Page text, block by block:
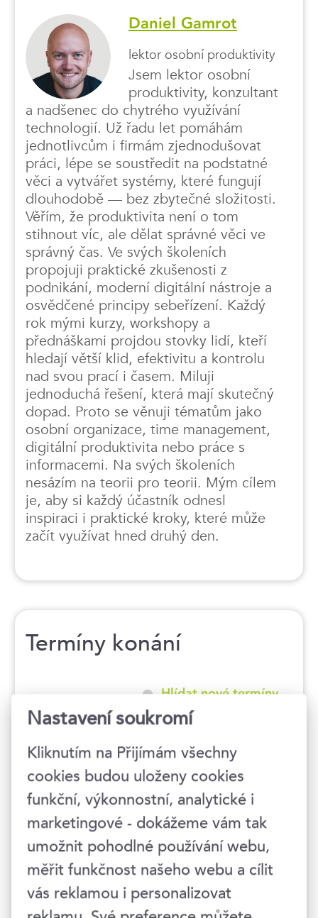
Daniel Gamrot
lektor osobní produktivity
Jsem lektor osobní
produktivity, konzultant
a nadšenec do chytrého využívání
technologií. Už řadu let pomáhám
jednotlivcům i firmám zjednodušovat
práci, lépe se soustředit na podstatné
věci a vytvářet systémy, které fungují
dlouhodobě — bez zbytečné složitosti.
Věřím, že produktivita není o tom
stihnout víc, ale dělat správné věci ve
správný čas. Ve svých školeních
propojuji praktické zkušenosti z
podnikání, moderní digitální nástroje a
osvědčené principy sebeřízení. Každý
rok mými kurzy, workshopy a
přednáškami projdou stovky lidí, kteří
hledají větší klid, efektivitu a kontrolu
nad svou prací i časem. Miluji
jednoduchá řešení, která mají skutečný
dopad. Proto se věnuji tématům jako
osobní organizace, time management,
digitální produktivita nebo práce s
informacemi. Na svých školeních
nesázím na teorii pro teorii. Mým cílem
je, aby si každý účastník odnesl
inspiraci i praktické kroky, které může
začít využívat hned druhý den.
Termíny konání
Hlídat nové termíny
23. 9. 2026
09:00–16:30 hod.
Praha 1, Národní 416/37
garantovaný termín
9 990 Kč
12 088 Kč s DPH
Nastavení soukromí
Kliknutím na Přijímám všechny
cookies budou uloženy cookies
funkční, výkonnostní, analytické i
marketingové - dokážeme vám tak
umožnit pohodlné používání webu,
měřit funkčnost našeho webu a cílit
vás reklamou i personalizovat